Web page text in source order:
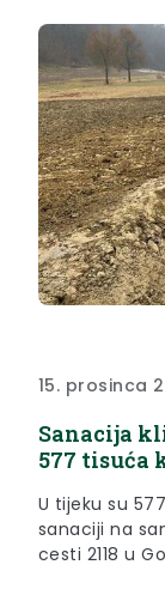
15. prosinca
Sanacija
577 tisuća
U tijeku su
sanaciji na
cesti 2118 u